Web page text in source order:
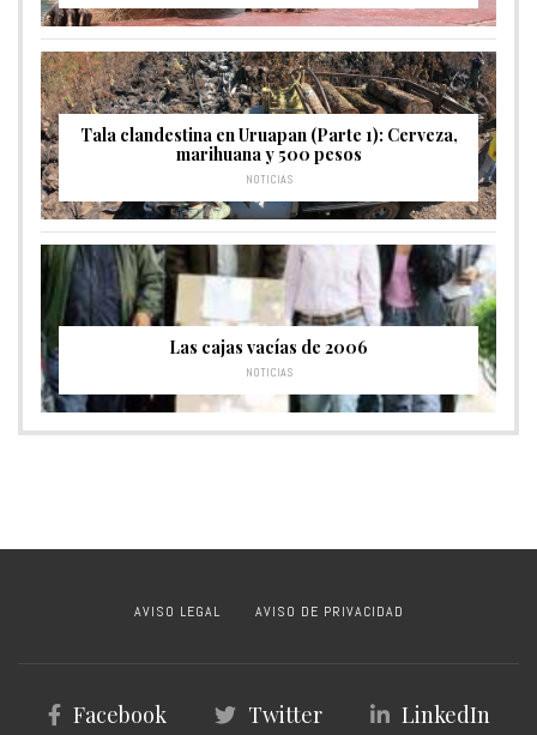
Tala clandestina en Uruapan (Parte 1): Cerveza,
marihuana y 500 pesos
NOTICIAS
Las cajas vacías de 2006
NOTICIAS
AVISO LEGAL AVISO DE PRIVACIDAD
Facebook Twitter LinkedIn